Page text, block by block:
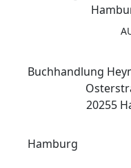
Buchhandlung
20255
Hamburg